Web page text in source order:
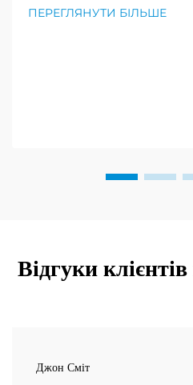
розширення для ваших
ПЕРЕГЛЯНУТИ БІЛЬШЕ
Відгуки
Джон Сміт